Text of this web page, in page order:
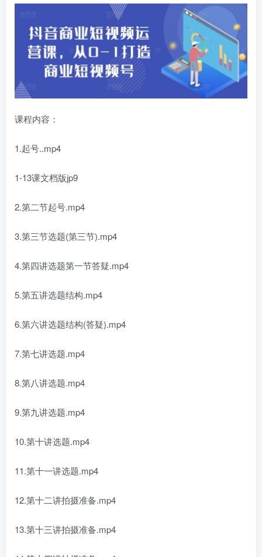
课程内容：
1.起号..mp4
1-13课文档版jp9
2.第二节起号.mp4
3.第三节选题(第三节).mp4
4.第四讲选题第一节答疑.mp4
5.第五讲选题结构.mp4
6.第六讲选题结构(答疑).mp4
7.第七讲选题.mp4
8.第八讲选题.mp4
9.第九讲选题.mp4
10.第十讲选题.mp4
11.第十一讲选题.mp4
12.第十二讲拍摄准备.mp4
13.第十三讲拍摄准备.mp4